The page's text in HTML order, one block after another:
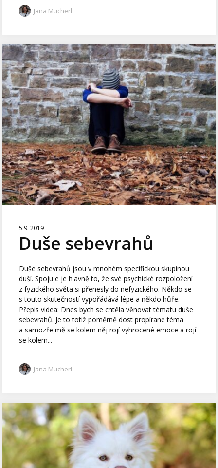
Jana Mucherl
5.9. 2019
Duše sebevrahů
Duše sebevrahů jsou v mnohém specifickou skupinou
duší. Spojuje je hlavně to, že své psychické rozpoložení
z fyzického světa si přenesly do nefyzického. Někdo se
s touto skutečností vypořádává lépe a někdo hůře.
Přepis videa: Dnes bych se chtěla věnovat tématu duše
sebevrahů. Je to totiž poměrně dost propírané téma
a samozřejmě se kolem něj rojí vyhrocené emoce a rojí
se kolem...
Jana Mucherl